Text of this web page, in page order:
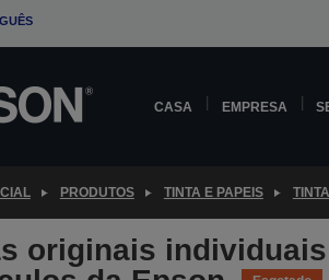
CASA EMPRESA
PRODUTOS TINTA E PAPEIS
originais individuais